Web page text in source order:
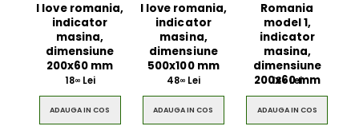
I love romania,
indicator
masina,
dimensiune
200x60 mm
1800Lei
ADAUGA IN COS
I love romania,
indicator
masina,
dimensiune
500x100 mm
4800Lei
ADAUGA IN COS
Romania
model 1,
indicator
masina,
dimensiune
200x60 mm
1800Lei
ADAUGA IN COS